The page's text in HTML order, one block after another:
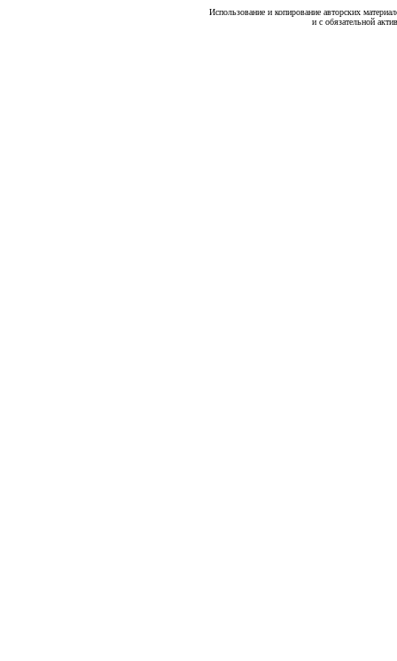
Использование и копирование авторских
и с обязательной